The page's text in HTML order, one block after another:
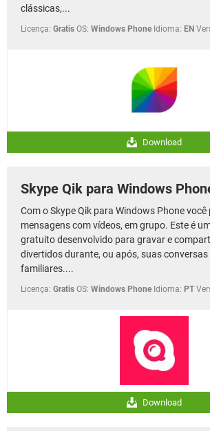
clássicas,...
Licença: Gratis OS: Windows Phone Idioma: EN
Download
Skype Qik para Windows
Com o Skype Qik para Windows Phone você
mensagens com vídeos, em grupo. Este é
gratuito desenvolvido para gravar e
divertidos durante, ou após, suas
familiares....
Licença: Gratis OS: Windows Phone Idioma: PT
Download